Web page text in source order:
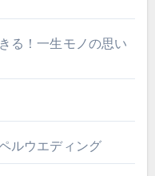
る！一生モノの思い
ルウエディング